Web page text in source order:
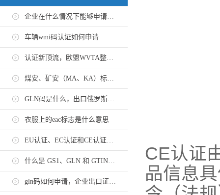
企业在什么情况下能够申请EN 10204-3.1证书
车辆wmi码认证如何申请
认证新顶流，欧盟WVTA整车认证怎么申请？
煤安、矿安（MA、KA）标志认证办理流程
GLN码是什么，出口俄罗斯GTIN码办理流程
衣服上的eac标志是什么意思
EU认证、EC认证和CE认证有什么区别
什么是 GS1、GLN 和 GTIN，如何申请？
gln码如何申请，企业出口证书需持有gln码
CE认证
品信息